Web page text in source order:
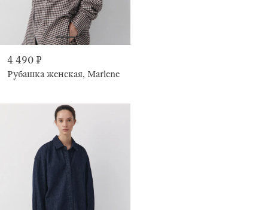
4 490 ₽
Рубашка женская, Marlene